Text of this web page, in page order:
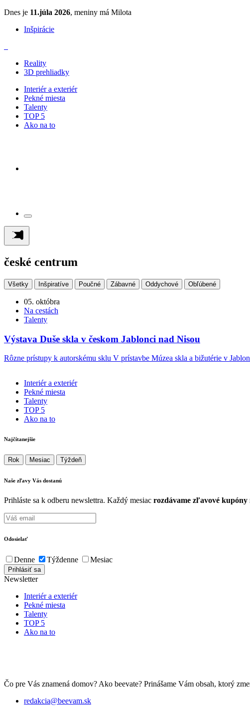
Dnes je 11.júla 2026, meniny má Milota
Inšpirácie
Reality
3D prehliadky
Interiér a exteriér
Pekné miesta
Talenty
TOP 5
Ako na to
české centrum
Všetky Inšpiratíve Poučné Zábavné Oddychové Obľúbené
05. októbra
Na cestách
Talenty
Výstava Duše skla v českom Jablonci nad Nisou
Rôzne prístupy k autorskému sklu V prístavbe Múzea skla a bižutérie v
Interiér a exteriér
Pekné miesta
Talenty
TOP 5
Ako na to
Najčítanejšie
Rok Mesiac Týždeň
Naše zľavy Vás dostanú
Prihláste sa k odberu newslettra. Každý mesiac rozdávame zľavové
Odosielať
Denne Týždenne Mesiac
Newsletter
Interiér a exteriér
Pekné miesta
Talenty
TOP 5
Ako na to
Čo pre Vás znamená domov? Ako beevate? Prinášame Vám obsah, ktorý
redakcia@beevam.sk